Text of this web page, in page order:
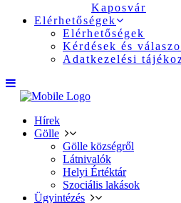
Kaposvár
Elérhetőségek
Elérhetőségek
Kérdések és
Adatkezelési
Hírek
Gölle
Gölle községről
Látnivalók
Helyi Értéktár
Szociális lakások
Ügyintézés